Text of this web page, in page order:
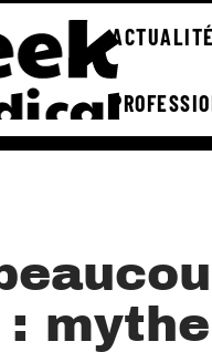
ACTUALITÉ